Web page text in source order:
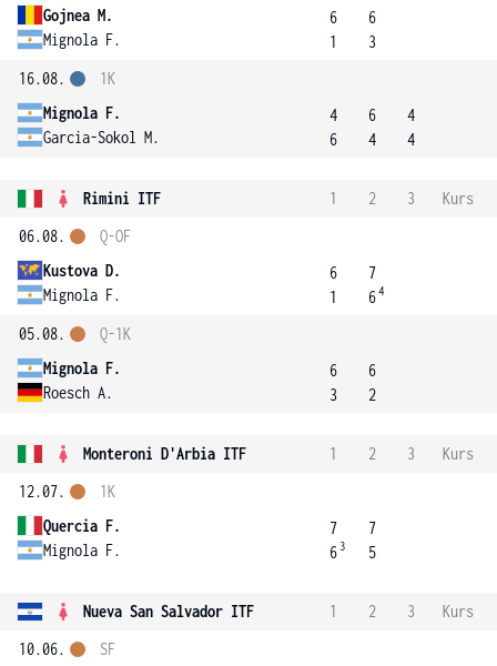
Gojnea M.
Mignola F.
6
1
6
3
16.08.
Mignola F.
Garcia-Sokol M.
1K
4
6
6
4
4
4
Rimini ITF 1 2 3
Kurs
06.08.
Kustova D.
Mignola F.
Q-OF
6
1
7
64
05.08.
Mignola F.
Roesch A.
Q-1K
6
3
6
2
Monteroni D'Arbia ITF 1 2 3
Kurs
12.07.
Quercia F.
Mignola F.
1K
7
6 3
7
5
Nueva San Salvador ITF 1 2 3
Kurs
10.06.
SF